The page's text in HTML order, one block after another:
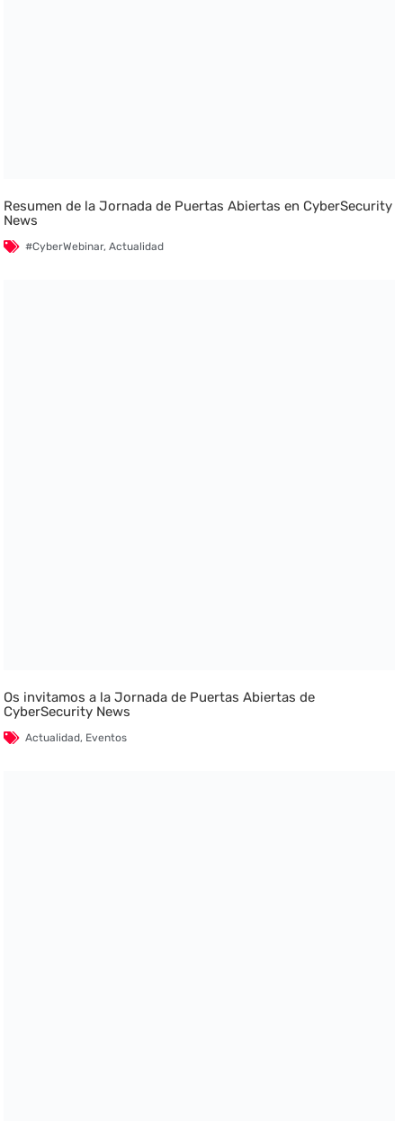
Resumen de la Jornada de Puertas Abiertas en CyberSecurity
News
#CyberWebinar,Actualidad
Os invitamos a la Jornada de Puertas Abiertas de
CyberSecurity News
Actualidad, Eventos